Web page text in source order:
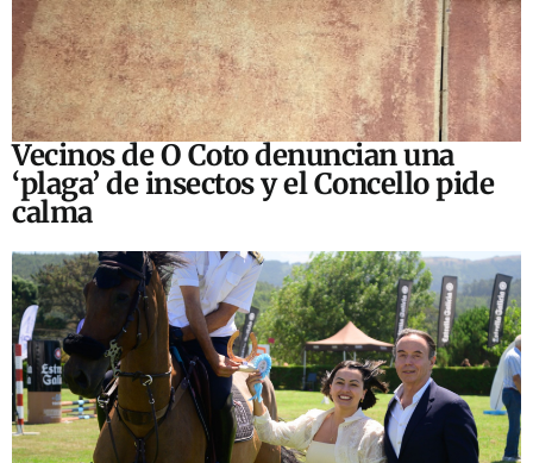
Vecinos de O Coto denuncian una
‘plaga’ de insectos y el Concello pide
calma